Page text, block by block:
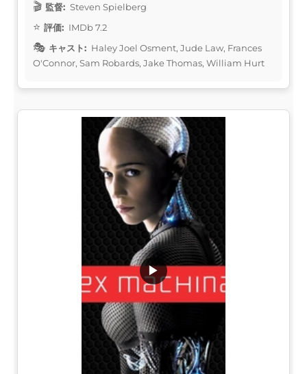
監督: Steven Spielberg
評価: IMDb 7.2
キャスト: Haley Joel Osment, Jude Law, Frances
O'Connor, Sam Robards, Jake Thomas, William Hurt
▶